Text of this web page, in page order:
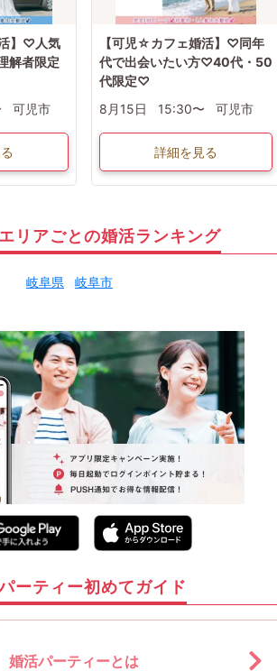
】♡人気
解者限定
可児市
【可児☆カフェ婚活】♡同年
代で出会いたい方♡40代・50
代限定♡
8月15日
15:30〜 可児市
詳細を見る
リアごとの婚活ランキング
岐阜県 岐阜市
ーティー初めてガイド
婚活パーティーとは